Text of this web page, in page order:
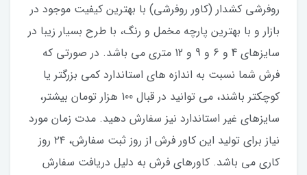
​​​​روفرشی کشدار (کاور روفرشی) با بهترین کیفیت موجود در
بازار و با بهترین پارچه مخمل و رنگ، با طرح بسیار زیبا در
سایزهای 4 و 6 و 9 و 12 متری می باشد. در صورتی که
فرش شما نسبت به اندازه های استاندارد کمی بزرگتر یا
کوچکتر باشند، می توانید در قبال 100 هزار تومان بیشتر،
سایزهای غیر استاندارد نیز سفارش دهید. مدت زمان مورد
نیاز برای تولید این کاور فرش از روز ثبت سفارش، ۲۴ روز
کاری می باشد. کاورهای فرش به دلیل دریافت سفارش